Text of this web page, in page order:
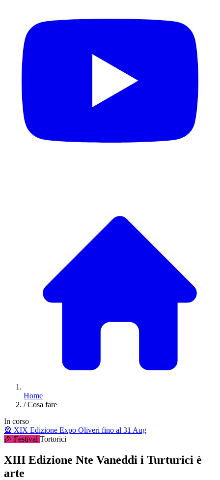
Home
/ Cosa fare
In corso
🎡 XIX Edizione Expo Oliveri fino al 31 Aug
🎉 Festival Tortorici
XIII Edizione Nte Vaneddi i Turturici è
arte